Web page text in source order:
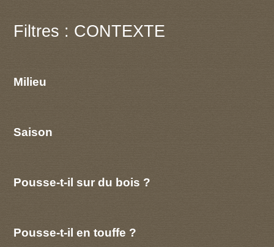
Filtres : CONTEXTE
Milieu
Saison
Pousse-t-il sur du bois ?
Pousse-t-il en touffe ?